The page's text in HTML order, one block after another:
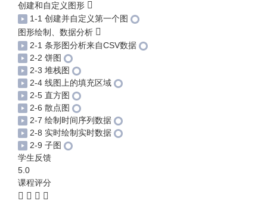
创建和自定义图形
1-1 创建并自定义第一个图
图形绘制、数据分析
2-1 条形图分析来自CSV数据
2-2 饼图
2-3 堆栈图
2-4 线图上的填充区域
2-5 直方图
2-6 散点图
2-7 绘制时间序列数据
2-8 实时绘制实时数据
2-9 子图
学生反馈
5.0
课程评分